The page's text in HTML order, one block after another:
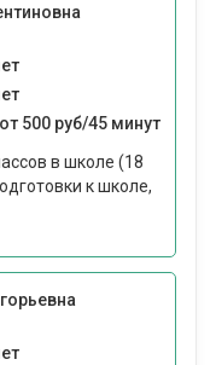
от 500 руб/45 минут
в школе (18
к школе,